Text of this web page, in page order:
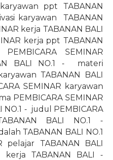
ppt TABANAN
karyawan
TABANAN
kerja TABANAN BALI
kerja ppt TABANAN
PEMBICARA SEMINAR
BALI NO.1 -
materi
TABANAN BALI
SEMINAR karyawan
PEMBICARA SEMINAR
NO.1 - judul PEMBICARA
BALI NO.1 -
TABANAN BALI NO.1
pelajar TABANAN BALI
kerja TABANAN BALI -